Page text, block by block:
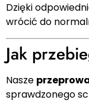
Dzięki
wrócić do
Jak
Nasze
sprawdzonego